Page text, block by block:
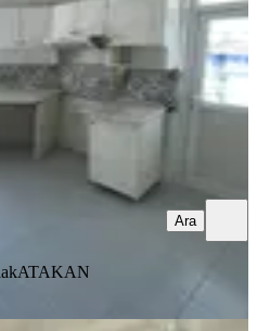
ATAKAN
Ara